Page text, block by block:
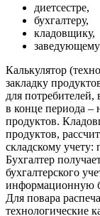
диетсестре,
бухгалтеру,
кладовщику,
Калькулятор
закладку
для
в конце периода –
продуктов.
продуктов,
складскому учету:
Бухгалтер
бухгалтерского
информационную
Для повара
технологические